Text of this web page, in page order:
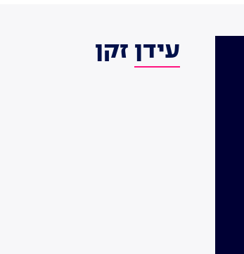
עידן זקן